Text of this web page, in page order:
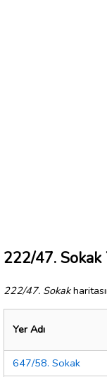
222/47. Sokak
222/47. Sokak
Yer Adı
647/58. Sokak